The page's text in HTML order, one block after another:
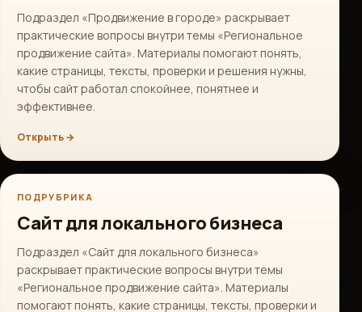
Подраздел «Продвижение в городе» раскрывает
практические вопросы внутри темы «Региональное
продвижение сайта». Материалы помогают понять,
какие страницы, тексты, проверки и решения нужны,
чтобы сайт работал спокойнее, понятнее и
эффективнее.
Открыть →
ПОДРУБРИКА
Сайт для локального бизнеса
Подраздел «Сайт для локального бизнеса»
раскрывает практические вопросы внутри темы
«Региональное продвижение сайта». Материалы
помогают понять, какие страницы, тексты, проверки и